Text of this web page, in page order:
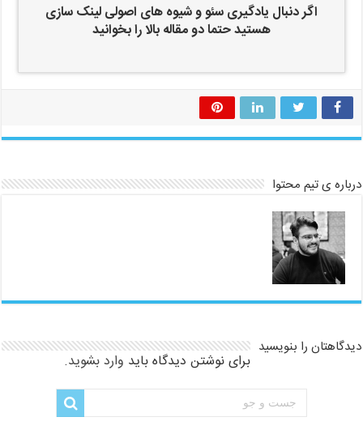
اگر دنبال یادگیری سئو و شیوه های اصولی لینک سازی
هستید حتما دو مقاله بالا را بخوانید
درباره ی تیم محتوا
دیدگاهتان را بنویسید
برای نوشتن دیدگاه باید وارد بشوید.